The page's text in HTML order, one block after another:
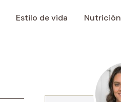
Estilo de vida Nutrición